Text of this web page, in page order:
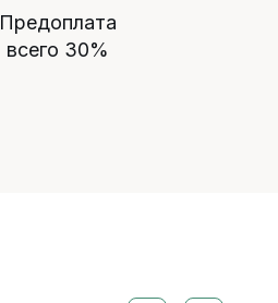
Предоплата
всего 30%